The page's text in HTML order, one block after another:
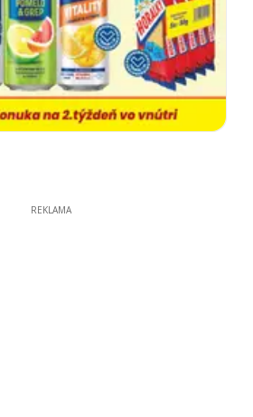
REKLAMA